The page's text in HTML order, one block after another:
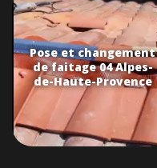
Pose et changement
de faitage 04 Alpes-
de-Haute-Provence